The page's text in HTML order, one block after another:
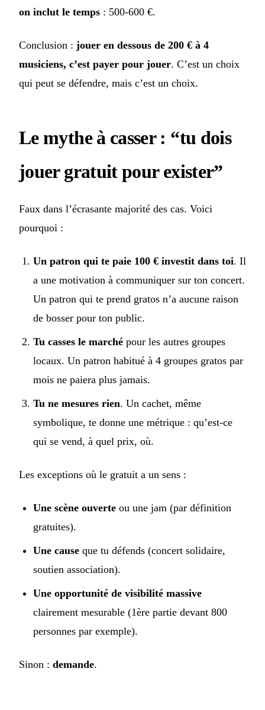
on inclut le temps : 500-600 €.
Conclusion : jouer en dessous de 200 € à 4
musiciens, c’est payer pour jouer. C’est un choix
qui peut se défendre, mais c’est un choix.
Le mythe à casser : “tu dois
jouer gratuit pour exister”
Faux dans l’écrasante majorité des cas. Voici
pourquoi :
Un patron qui te paie 100 € investit dans toi. Il
a une motivation à communiquer sur ton concert.
Un patron qui te prend gratos n’a aucune raison
de bosser pour ton public.
Tu casses le marché pour les autres groupes
locaux. Un patron habitué à 4 groupes gratos par
mois ne paiera plus jamais.
Tu ne mesures rien. Un cachet, même
symbolique, te donne une métrique : qu’est-ce
qui se vend, à quel prix, où.
Les exceptions où le gratuit a un sens :
Une scène ouverte ou une jam (par définition
gratuites).
Une cause que tu défends (concert solidaire,
soutien association).
Une opportunité de visibilité massive
clairement mesurable (1ère partie devant 800
personnes par exemple).
Sinon : demande.